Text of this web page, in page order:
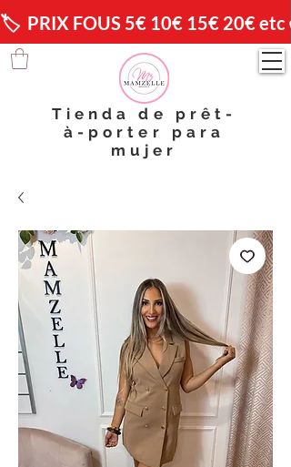
🏷️  PRIX FOUS 5€ 10€ 15€ 20€ etc
Tienda de prêt-
à-porter para
mujer